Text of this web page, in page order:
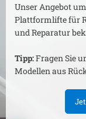
Unser Angebot
Plattformlifte für
und Reparatur
Tipp:Fragen Sie
Modellen aus